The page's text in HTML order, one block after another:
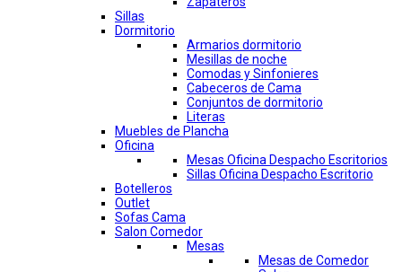
Sillas
Dormitorio
Armarios dormitorio
Mesillas de noche
Comodas y Sinfonieres
Cabeceros de Cama
Conjuntos de dormitorio
Literas
Muebles de Plancha
Oficina
Mesas Oficina Despacho Escritorios
Sillas Oficina Despacho Escritorio
Botelleros
Outlet
Sofas Cama
Salon Comedor
Mesas
Mesas de Comedor